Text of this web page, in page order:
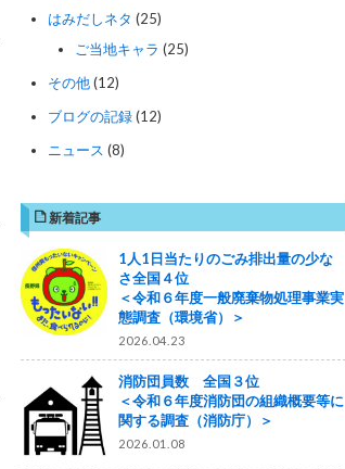
はみだしネタ (25)
ご当地キャラ (25)
その他(12)
ブログの記録(12)
ニュース (8)
新着記事
1人1日当たりのごみ排出量の少な
さ全国４位
＜令和６年度一般廃棄物処理事業実
態調査（環境省）＞
2026.04.23
消防団員数 全国３位
＜令和６年度消防団の組織概要等に
関する調査（消防庁）＞
2026.01.08